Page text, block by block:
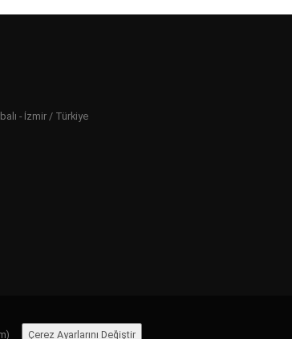
- İzmir / Türkiye
Çerez Ayarlarını Değiştir